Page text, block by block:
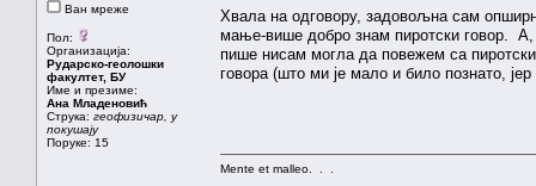
Ван мреже
Пол:
Организација:
Рударско-геолошки
факултет, БУ
Име и презиме:
Ана Младеновић
Струка: геофизичар, у
покушају
Поруке: 15
Хвала на одговору, задовољна сам
мање-више добро знам пиротски говор. А,
пише нисам могла да повежем са
говора (што ми је мало и било познато,
Mente et malleo. . .